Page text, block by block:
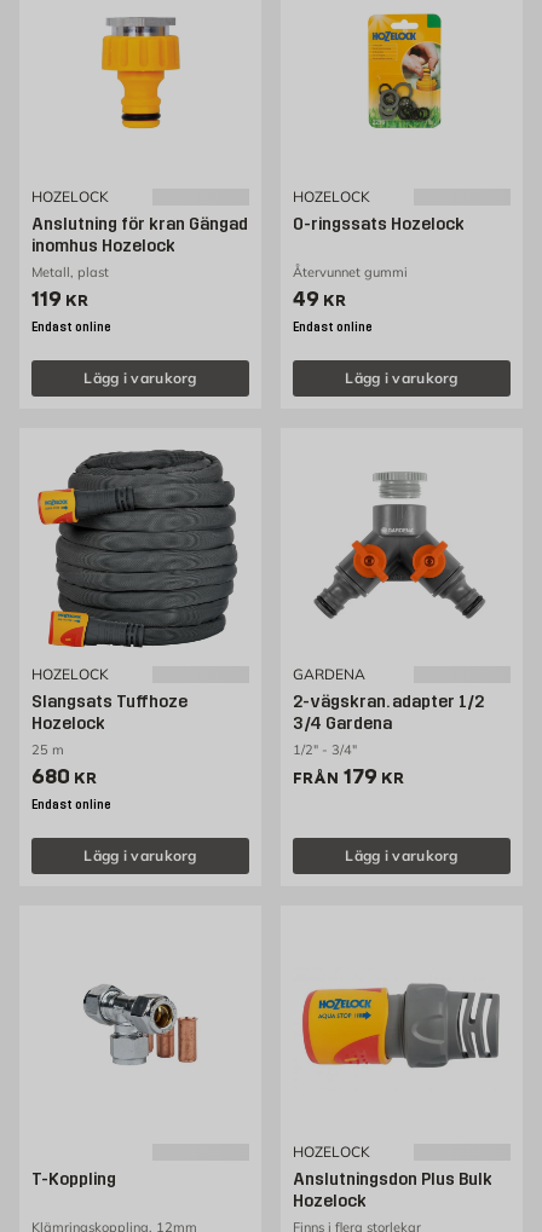
HOZELOCK
Anslutning för kran Gängad
inomhus Hozelock
Metall, plast
Pris 119 kr
119 KR
Endast online
Lägg i varukorg
HOZELOCK
O-ringssats Hozelock
Återvunnet gummi
Pris 49 kr
49 KR
Endast online
Lägg i varukorg
HOZELOCK
Slangsats Tuffhoze
Hozelock
25 m
Pris 680 kr
680 KR
Endast online
Lägg i varukorg
GARDENA
2-vägskran. adapter 1/2
3/4 Gardena
1/2" - 3/4"
FRÅN Pris 179 kr
179 KR
Lägg i varukorg
T-Koppling
Klämringskoppling, 12mm
HOZELOCK
Anslutningsdon Plus Bulk
Hozelock
Finns i flera storlekar